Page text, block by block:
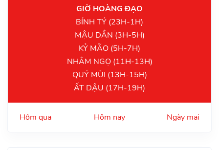
GIỜ HOÀNG ĐẠO
BÍNH TÝ (23H-1H)
MẬU DẦN (3H-5H)
KỶ MÃO (5H-7H)
NHÂM NGỌ (11H-13H)
QUÝ MÙI (13H-15H)
ẤT DẬU (17H-19H)
Hôm qua Hôm nay Ngày mai